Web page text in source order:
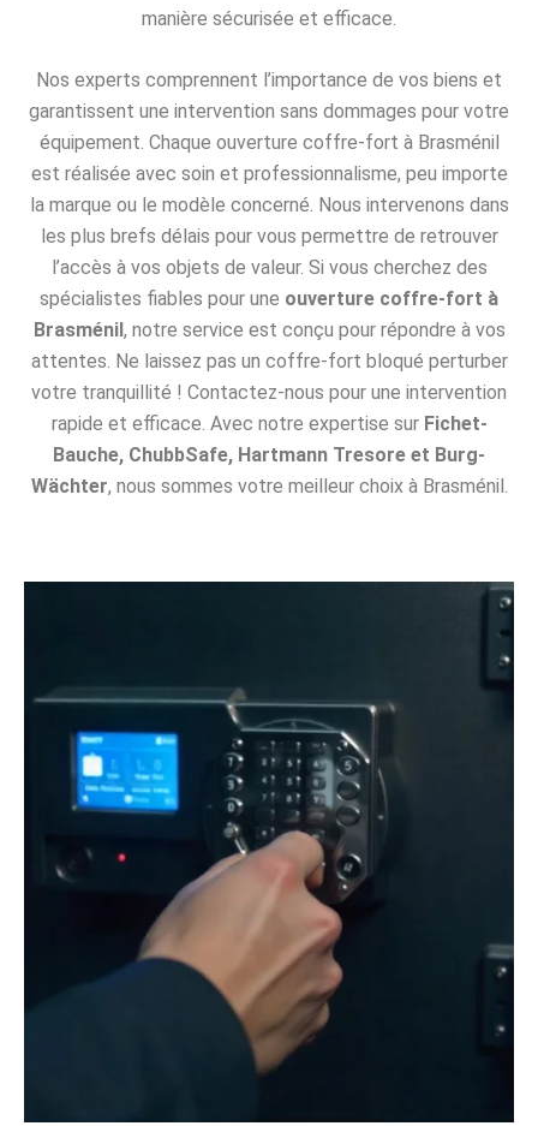
manière sécurisée et efficace.
Nos experts comprennent l’importance de vos biens et
garantissent une intervention sans dommages pour votre
équipement. Chaque ouverture coffre-fort à Brasménil
est réalisée avec soin et professionnalisme, peu importe
la marque ou le modèle concerné. Nous intervenons dans
les plus brefs délais pour vous permettre de retrouver
l’accès à vos objets de valeur. Si vous cherchez des
spécialistes fiables pour une ouverture coffre-fort à
Brasménil, notre service est conçu pour répondre à vos
attentes. Ne laissez pas un coffre-fort bloqué perturber
votre tranquillité ! Contactez-nous pour une intervention
rapide et efficace. Avec notre expertise sur Fichet-
Bauche, ChubbSafe, Hartmann Tresore et Burg-
Wächter, nous sommes votre meilleur choix à Brasménil.